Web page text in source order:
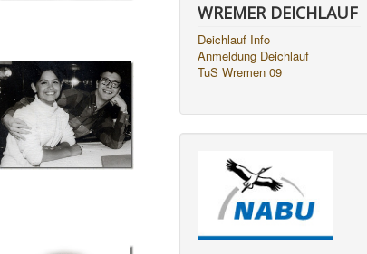
WREMER DEICHLAUF
Deichlauf Info
Anmeldung Deichlauf
TuS Wremen 09